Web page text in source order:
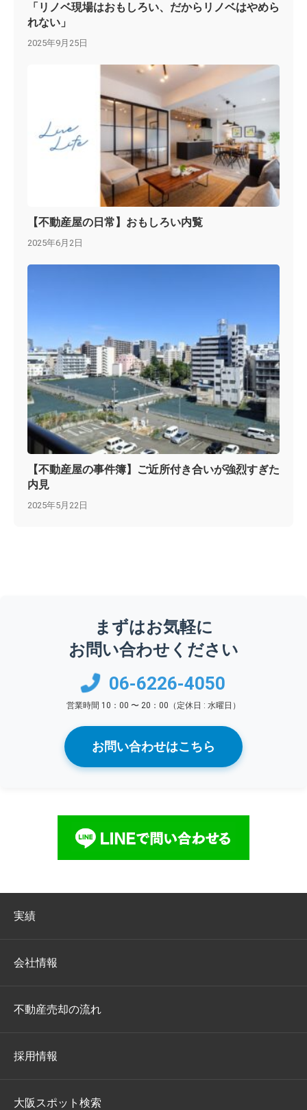
「リノベ現場はおもしろい、だからリノベはやめら
れない」
2025年9月25日
【不動産屋の日常】おもしろい内覧
2025年6月2日
【不動産屋の事件簿】ご近所付き合いが強烈すぎた
内見
2025年5月22日
まずはお気軽に
お問い合わせください
06-6226-4050
営業時間 10：00 〜 20：00（定休日 : 水曜日）
お問い合わせはこちら
実績
会社情報
不動産売却の流れ
採用情報
大阪スポット検索